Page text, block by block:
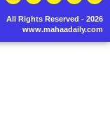
All Rights Reserved - 2026
www.mahaadaily.com